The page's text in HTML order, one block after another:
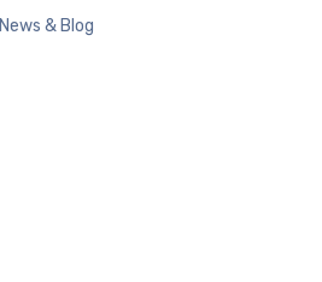
News & Blog